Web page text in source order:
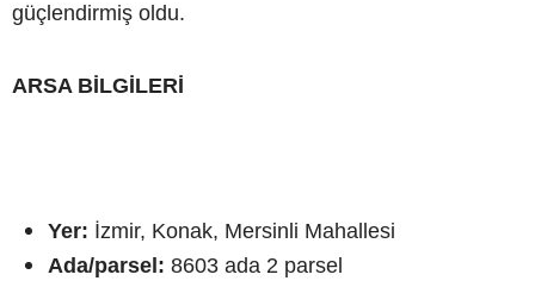
güçlendirmiş oldu.
ARSA BİLGİLERİ
Yer: İzmir, Konak, Mersinli Mahallesi
Ada/parsel: 8603 ada 2 parsel